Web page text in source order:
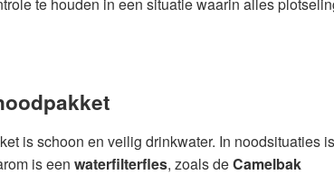
te houden in een situatie waarin alles
is schoon en veilig drinkwater. In noodsituaties
is eenwaterfilterfles, zoals deCamelbak